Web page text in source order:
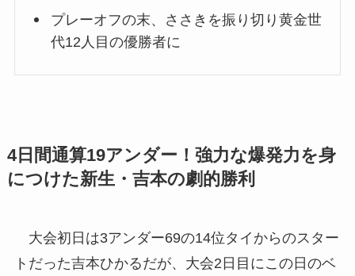
プレーオフの末、ささきを振り切り黄金世
代12人目の優勝者に
4日間通算19アンダー！強力な爆発力を身
につけた新生・吉本の劇的勝利
大会初日は3アンダー69の14位タイからのスター
トだった吉本ひかるだが、大会2日目にこの日のベ